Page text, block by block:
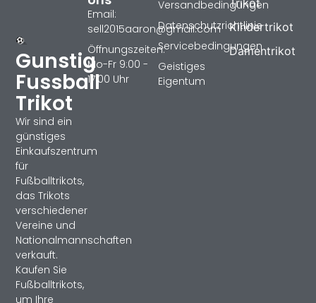
Gunstig
Fussball
Trikot
Wir sind ein
günstiges
Einkaufszentrum
für
Fußballtrikots,
das Trikots
verschiedener
Vereine und
Nationalmannschaften
verkauft.
Kaufen Sie
Fußballtrikots,
um Ihre
Kindertrikot
Damentrikot
Versandbedingungen
Datenschutzrichtlinie
Servicebedingungen
Geistiges
Eigentum
Email:
sell2015aaron@gmail.com
Öffnungszeiten:
Mo-Fr 9:00 -
17:00 Uhr